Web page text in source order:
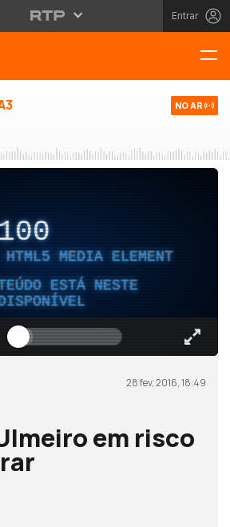
Entrar
NO AR
HTML5 MEDIA ELEMENT
ESTÁ NESTE
28 fev, 2016, 18:49
em risco